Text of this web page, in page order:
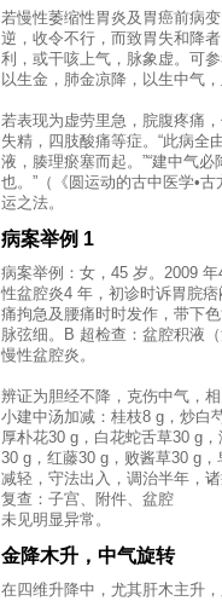
若慢性萎缩性胃炎及胃癌前病
逆，收令不行，而致胃失和降
利，或干咳上气，脉象虚。可
以生金，肺金凉降，以生中气
若表现为虚劳里急，脘腹疼痛
失精，四肢酸痛等症。“此病全
液，腠理瘀塞而起。”“建中气
也。”（《圆运动的古中医学•
运之法。
病案举例 1
病案举例：女，45 岁。2009
性盆腔炎4 年，初诊时诉胃脘
痛拘急及腰痛时时发作，带下
脉弦细。B 超检查：盆腔积液
慢性盆腔炎。
辨证为胆经不降，克伤中气，
小建中汤加减：桂枝8 g，炒白
厚朴花30 g，白花蛇舌草30 g
30 g，红藤30 g，败酱草30 g
减轻，守法出入，调治半年，
复查：子宫、附件、盆腔
未见明显异常。
金降木升，中气旋转
在四维升降中，尤其肝木主升